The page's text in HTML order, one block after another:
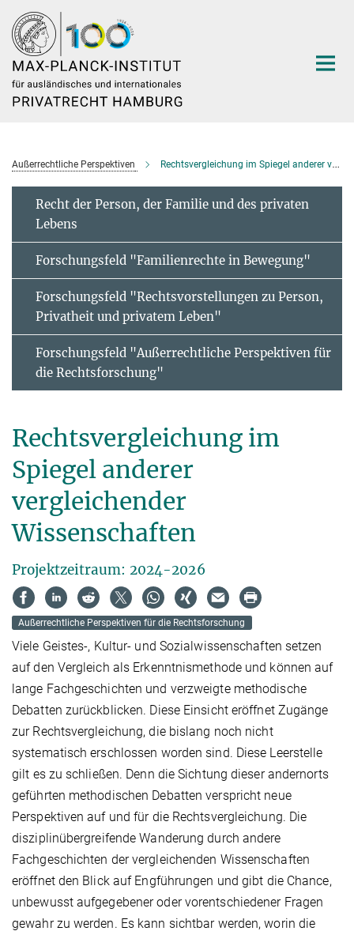
Hauptinhalt
Außerrechtliche Perspektiven Rechtsvergleichung im Spiegel anderer vergleichender Wissenschaften
Recht der Person, der Familie und des privaten
Lebens
Forschungsfeld "Familienrechte in Bewegung"
Forschungsfeld "Rechtsvorstellungen zu Person,
Privatheit und privatem Leben"
Forschungsfeld "Außerrechtliche Perspektiven für
die Rechtsforschung"
Rechtsvergleichung im
Spiegel anderer
vergleichender
Wissenschaften
Projektzeitraum: 2024-2026
Außerrechtliche Perspektiven für die Rechtsforschung
Viele Geistes-, Kultur- und Sozialwissenschaften setzen
auf den Vergleich als Erkenntnismethode und können auf
lange Fachgeschichten und verzweigte methodische
Debatten zurückblicken. Diese Einsicht eröffnet Zugänge
zur Rechtsvergleichung, die bislang noch nicht
systematisch erschlossen worden sind. Diese Leerstelle
gilt es zu schließen. Denn die Sichtung dieser andernorts
geführten methodischen Debatten verspricht neue
Perspektiven auf und für die Rechtsvergleichung. Die
disziplinübergreifende Wanderung durch andere
Fachgeschichten der vergleichenden Wissenschaften
eröffnet den Blick auf Engführungen und gibt die Chance,
unbewusst aufgegebener oder vorentschiedener Fragen
gewahr zu werden. Es kann sichtbar werden, worin die